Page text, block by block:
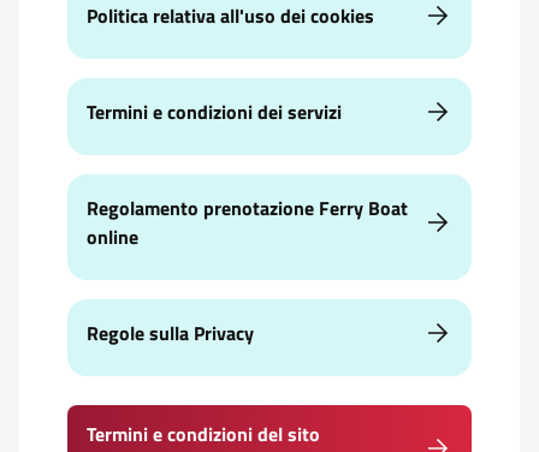
Politica relativa all'uso dei cookies
Termini e condizioni dei servizi
Regolamento prenotazione Ferry Boat
online
Regole sulla Privacy
Termini e condizioni del sito